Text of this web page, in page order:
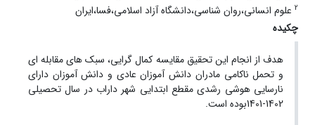
2 علوم انسانی،روان شناسی،دانشگاه آزاد اسلامی،فسا،ایران
چکیده
هدف از انجام این تحقیق مقایسه کمال گرایی، سبک های مقابله ای
و تحمل ناکامی مادران دانش آموزان عادی و دانش آموزان دارای
نارسایی هوشی رشدی مقطع ابتدایی شهر داراب در سال تحصیلی
1402-1401بوده است.